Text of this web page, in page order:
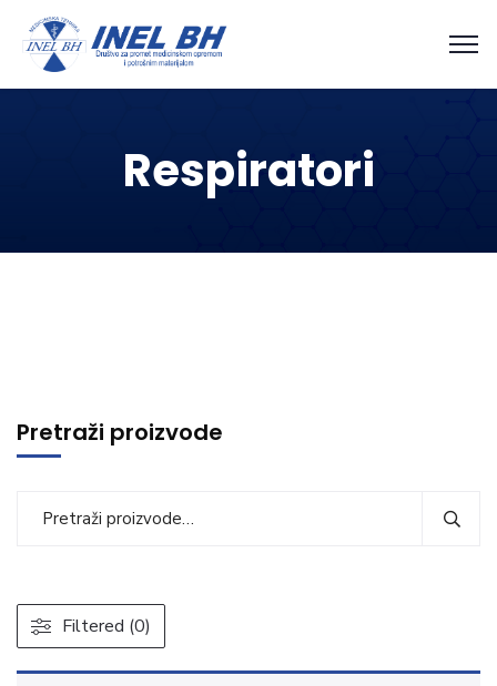
Respiratori
Pretraži proizvode
Filtered (0)